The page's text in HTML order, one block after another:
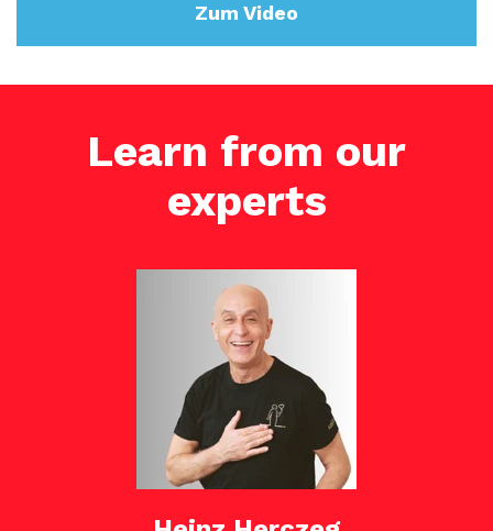
Zum Video
Learn from our
experts